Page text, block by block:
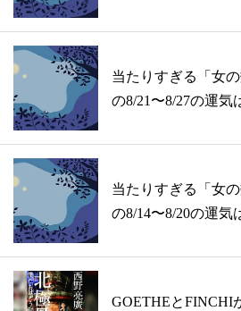
当たりすぎる「女
の8/21〜8/27の運気
当たりすぎる「女
の8/14〜8/20の運気
GOETHEとFINCHI